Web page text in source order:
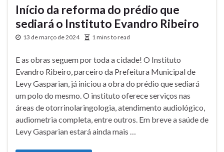
Início da reforma do prédio que
sediará o Instituto Evandro Ribeiro
13 de março de 2024 1 mins to read
E as obras seguem por toda a cidade! O Instituto
Evandro Ribeiro, parceiro da Prefeitura Municipal de
Levy Gasparian, já iniciou a obra do prédio que sediará
um polo do mesmo. O instituto oferece serviços nas
áreas de otorrinolaringologia, atendimento audiológico,
audiometria completa, entre outros. Em breve a saúde de
Levy Gasparian estará ainda mais …